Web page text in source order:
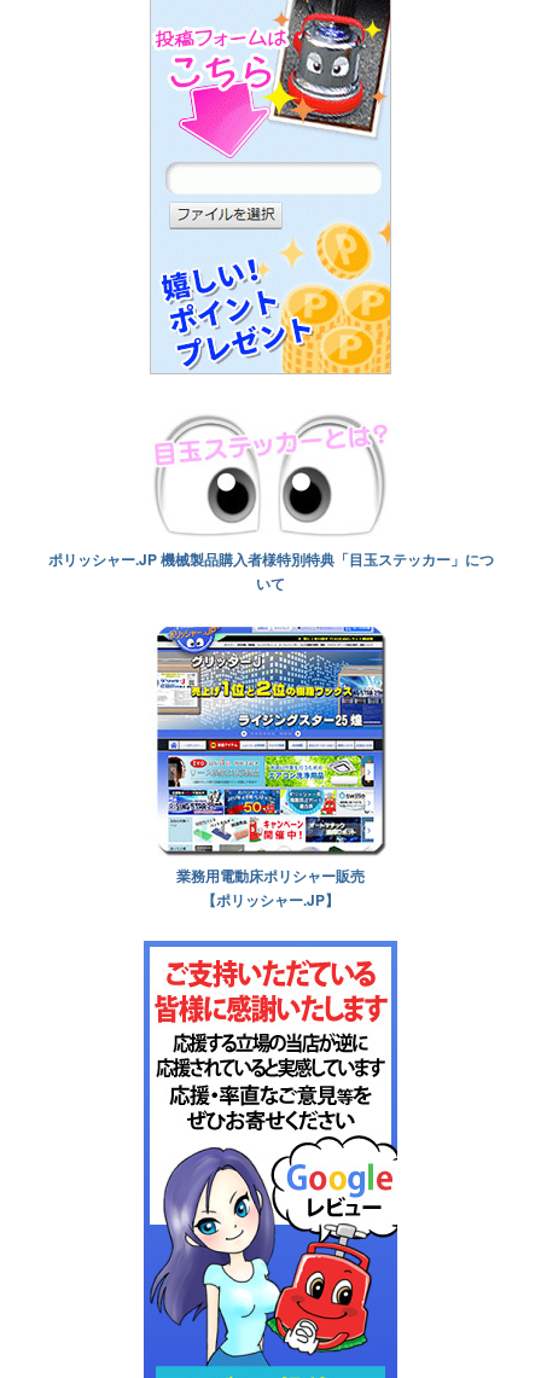
ポリッシャー.JP 機械製品購入者様特別特典「目玉ステッカー」につ
いて
業務用電動床ポリシャー販売
【ポリッシャー.JP】